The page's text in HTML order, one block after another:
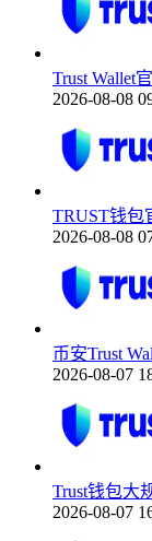
Trust Wallet
2026-08-08
TRUST钱包
2026-08-08
币安Trust
2026-08-07
Trust钱包大
2026-08-07